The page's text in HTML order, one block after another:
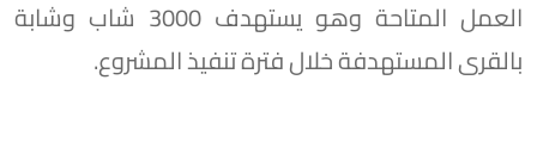
العمل المتاحة وهو يستهدف 3000 شاب وشابة
بالقرى المستهدفة خلال فترة تنفيذ المشروع.